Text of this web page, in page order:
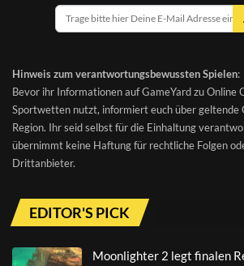
Hinweis zum verantwortungsbewussten Spielen:
Bevor ihr Informationen auf GameYard zu Online
Sportwetten nutzt, informiert euch über geltende
Region. Ihr seid selbst für die Einhaltung
übernimmt keine Haftung für rechtliche Folgen
Drittanbieter.
EDITOR'S PICK
Moonlighter 2 legt finalen